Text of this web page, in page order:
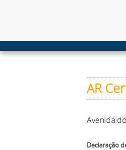
AR
Avenida
Declaração